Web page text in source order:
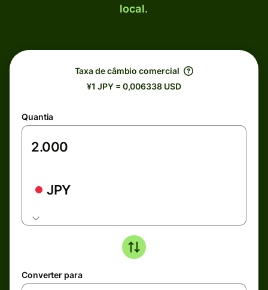
local.
Taxa de câmbio comercial
¥1 JPY = 0,006338 USD
Quantia
JPY
Converter para